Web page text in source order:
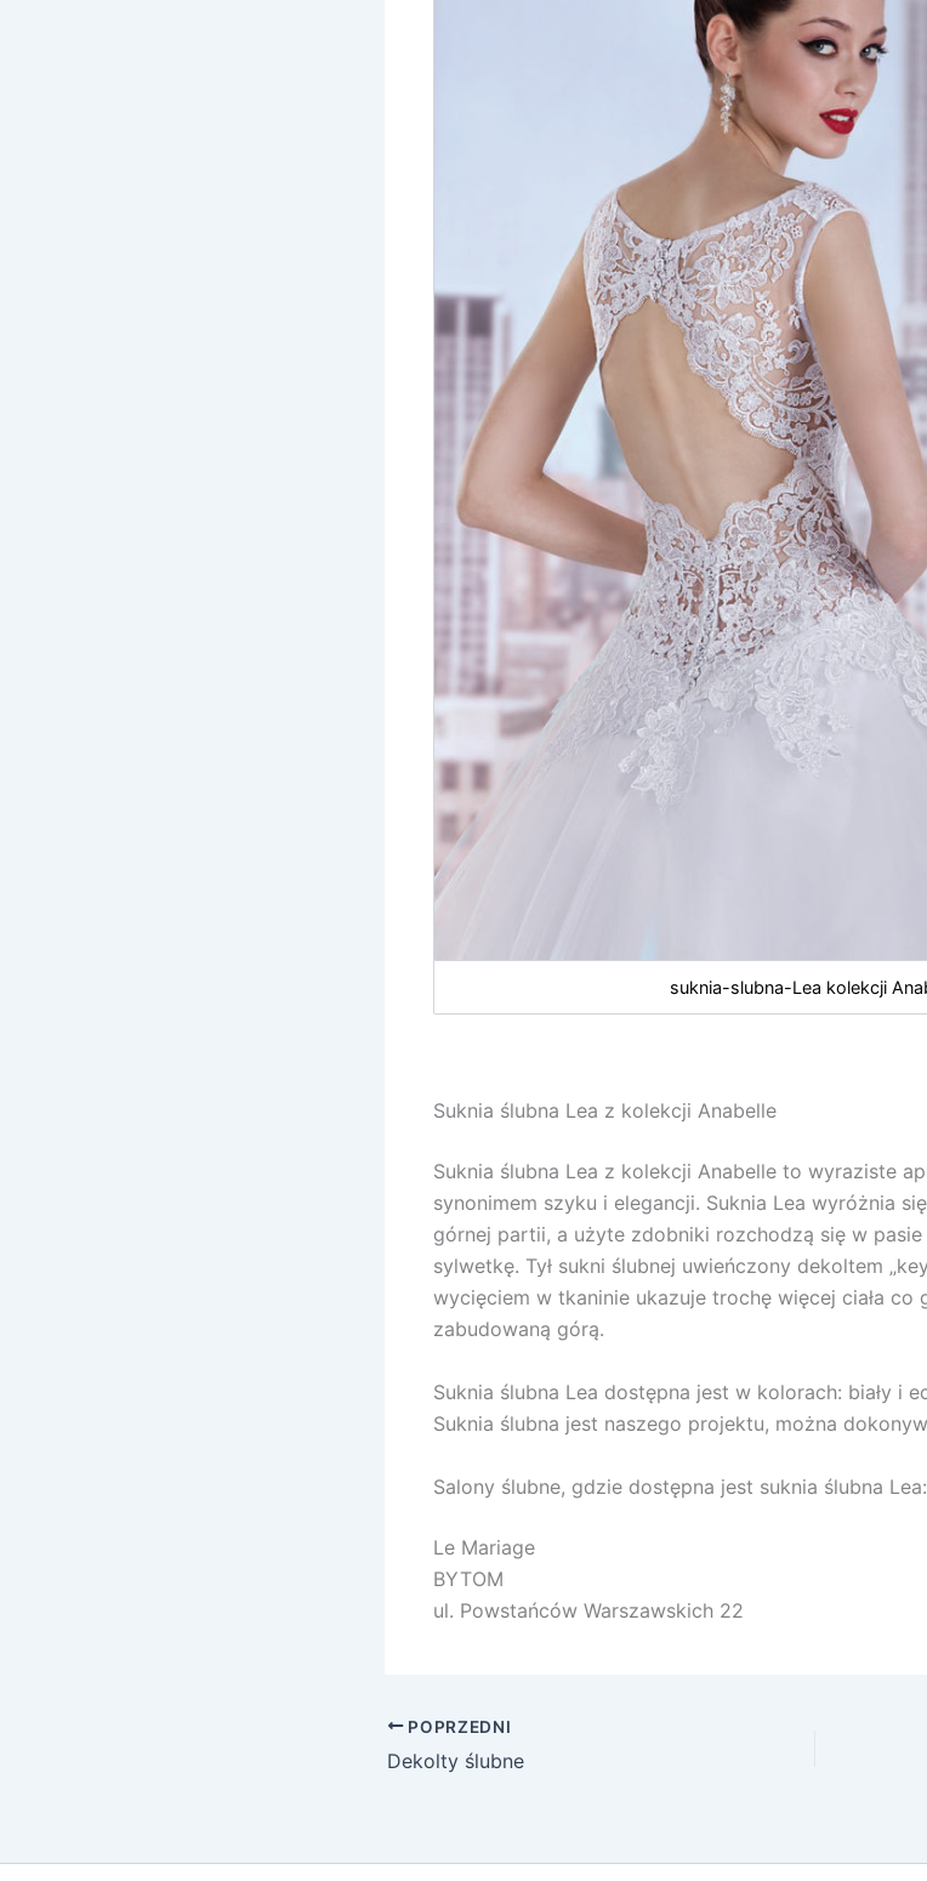
suknia-slubna-Lea kolekcji
Suknia ślubna Lea z kolekcji Anabelle
Suknia ślubna Lea z kolekcji Anabelle to wyraziste
synonimem szyku i elegancji. Suknia Lea wyróżnia
górnej partii, a użyte zdobniki rozchodzą się w pasie
sylwetkę. Tył sukni ślubnej uwieńczony dekoltem
wycięciem w tkaninie ukazuje trochę więcej ciała co
zabudowaną górą.
Suknia ślubna Lea dostępna jest w kolorach: biały i
Suknia ślubna jest naszego projektu, można
Salony ślubne, gdzie dostępna jest suknia ślubna Lea:
Le Mariage
BYTOM
ul. Powstańców Warszawskich 22
POPRZEDNI
Dekolty ślubne